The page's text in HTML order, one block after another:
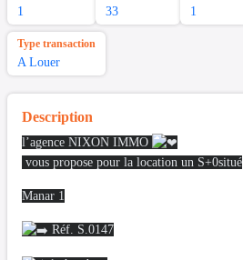
1 33 1
Type transaction
A Louer
Description
l’agence NIXON IMMO
vous propose pour la location un S+0situé
Manar 1
Réf. S.0147